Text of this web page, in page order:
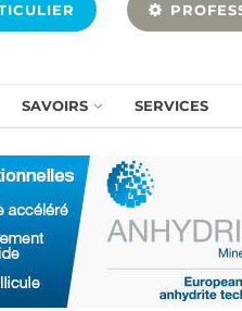
SAVOIRS SERVICES